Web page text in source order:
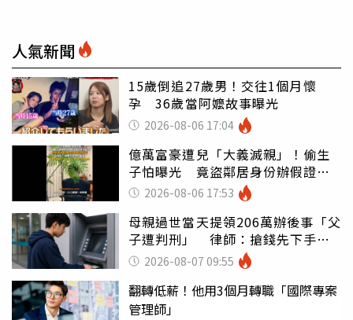
人氣新聞
15歲倒追27歲男！交往1個月懷
孕 36歲當阿嬤故事曝光
2026-08-06 17:04
億萬富豪遭兒「大義滅親」！偷生
子怕曝光 竟盜鄰居身份辦假證落
戶 2026-08-06 17:53
母親過世當天提領206萬辦後事「父
子遭判刑」 律師：搶錢先下手是
罪 2026-08-07 09:55
翻轉低薪！他用3個月轉職「國際專案
管理師」